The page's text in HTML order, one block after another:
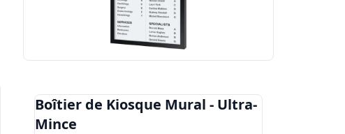
Boîtier de Kiosque Mural - Ultra-
Mince